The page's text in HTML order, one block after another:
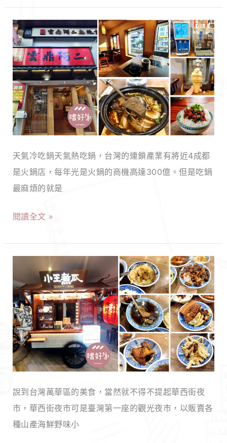
炒
泡
麵
+經
典
烤
肉
串，
回
國！
天氣冷吃鍋天氣熱吃鍋，台灣的連鎖產業有將近4成都
是火鍋店，每年光是火鍋的商機高達300億。但是吃鍋
最麻煩的就是
【新
北
永
和】
雲
鼎
阿
麻
辣
食
永
店
飽
滿
鴨
血、
麻
辣
閱讀全文 »
說到台灣萬華區的美食，當然就不得不提起華西街夜
市，華西街夜市可是臺灣第一座的觀光夜市，以販賣各
種山產海鮮野味小
北
萬
華】
小
王
煮
｜
龍
山